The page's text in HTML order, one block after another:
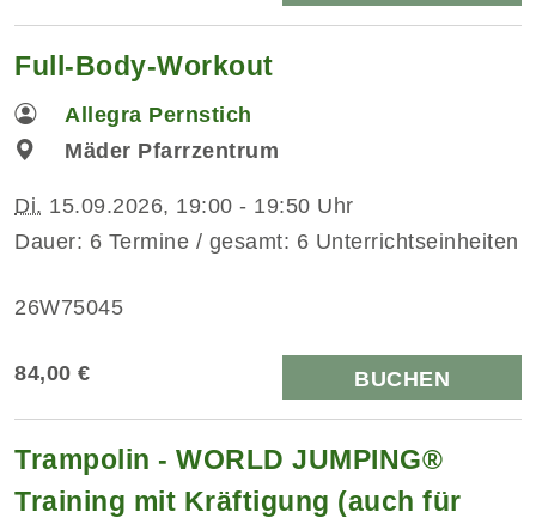
Full-Body-Workout
Allegra Pernstich
Mäder Pfarrzentrum
Di. 15.09.2026, 19:00 - 19:50 Uhr
Dauer: 6 Termine / gesamt: 6 Unterrichtseinheiten
26W75045
84,00 € BUCHEN
Trampolin - WORLD JUMPING®
Training mit Kräftigung (auch für